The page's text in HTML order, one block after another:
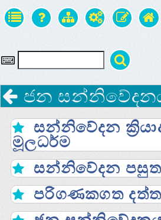
ජන
සන්නිවේදන
මූලධර්ම
සන්නිවේදන
පරිගණකගත දත්ත